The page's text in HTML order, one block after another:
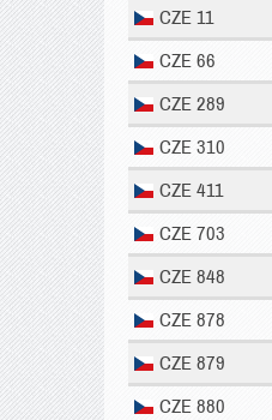
CZE 11
CZE 66
CZE 289
CZE 310
CZE 411
CZE 703
CZE 848
CZE 878
CZE 879
CZE 880